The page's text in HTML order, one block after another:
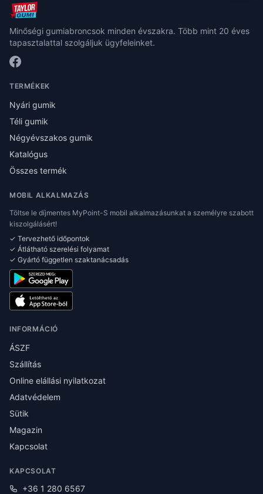
Minőségi gumiabroncsok minden évszakra. Több mint 20 éves
tapasztalattal szolgáljuk ügyfeleinket.
TERMÉKEK
Nyári gumik
Téli gumik
Négyévszakos gumik
Katalógus
Összes termék
MOBIL ALKALMAZÁS
Töltse le díjmentes MyPoint-S mobil alkalmazásunkat a személyre szabott
kiszolgálásért!
✓ Tervezhető időpontok
✓ Átlátható szerelési folyamat
✓ Gyártó független szaktanácsadás
INFORMÁCIÓ
ÁSZF
Szállítás
Online elállási nyilatkozat
Adatvédelem
Sütik
Magazin
Kapcsolat
KAPCSOLAT
+36 1 280 6567